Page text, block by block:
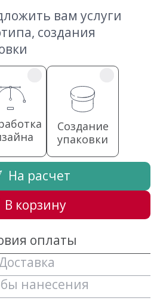
вам услуги
создания
Создание
упаковки
На расчет
В корзину
оплаты
нанесения